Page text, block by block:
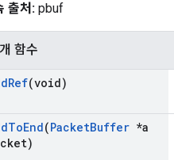
출처: pbuf
함수
Ref(void)
ToEnd(PacketBuffer *a